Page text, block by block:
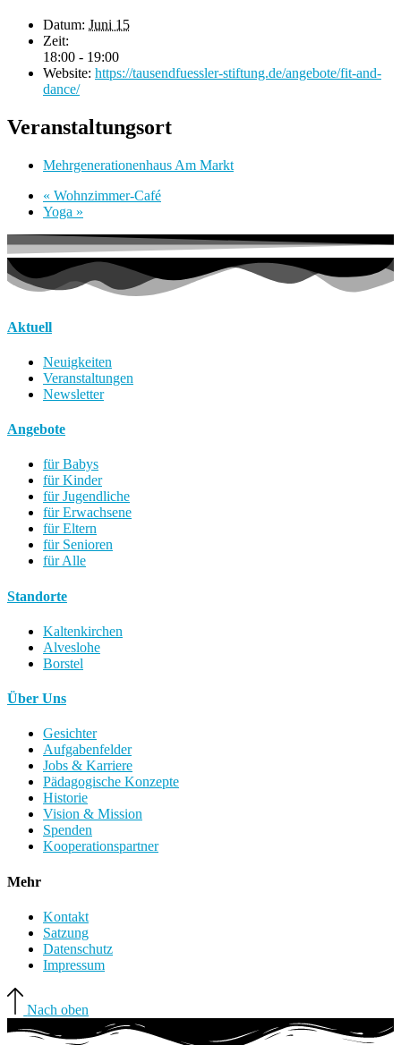
Datum: Juni 15
Zeit:
18:00 - 19:00
Website: https://tausendfuessler-stiftung.de/angebote/fit-and-
dance/
Veranstaltungsort
Mehrgenerationenhaus Am Markt
« Wohnzimmer-Café
Yoga »
Aktuell
Neuigkeiten
Veranstaltungen
Newsletter
Angebote
für Babys
für Kinder
für Jugendliche
für Erwachsene
für Eltern
für Senioren
für Alle
Standorte
Kaltenkirchen
Alveslohe
Borstel
Über Uns
Gesichter
Aufgabenfelder
Jobs & Karriere
Pädagogische Konzepte
Historie
Vision & Mission
Spenden
Kooperationspartner
Mehr
Kontakt
Satzung
Datenschutz
Impressum
Nach oben